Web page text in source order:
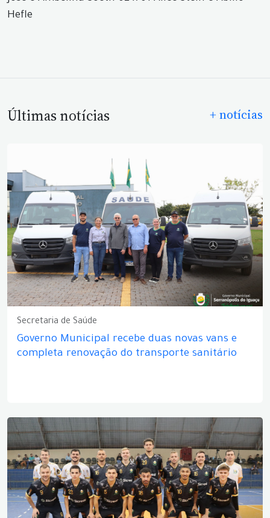
Hefle
Últimas notícias + notícias
Secretaria de Saúde
Governo Municipal recebe duas novas vans e
completa renovação do transporte sanitário